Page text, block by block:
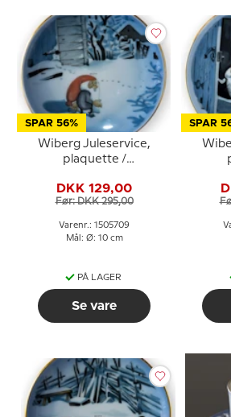
SPAR 56%
Wiberg Juleservice,
plaquette /
og kat, Bing & Grøndahl
nr. 1505709
DKK 129,00
Før: DKK 295,00
Varenr.: 1505709
Mål: Ø: 10 cm
PÅ LAGER
Se vare
SPAR
og